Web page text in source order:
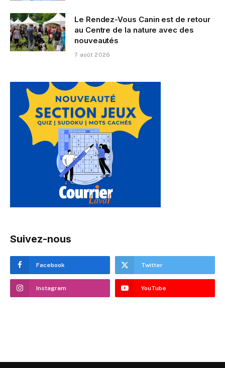
Le Rendez-Vous Canin est de retour
au Centre de la nature avec des
nouveautés
7 août 2026
Suivez-nous
Facebook Twitter
Instagram YouTube